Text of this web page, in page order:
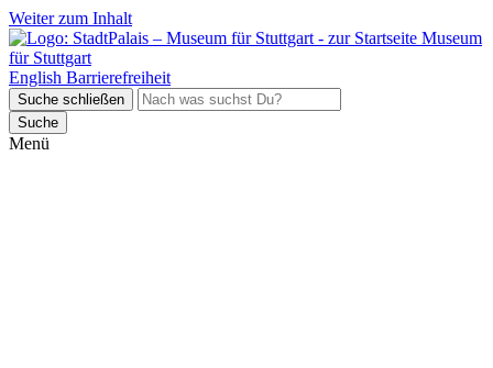
Weiter zum Inhalt
Museum
für Stuttgart
English Barrierefreiheit
Suche schließen
Suche
Menü